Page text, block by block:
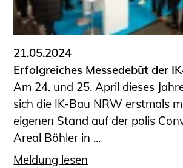
BLING.BLING.
Kammer Newsletter
Presse
Kontakt und Anfahrt
Impressum
Datenschutz
Ingenieurakademie West
21.05.2024
Erfolgreiches Messedebüt der
Am 24. und 25. April dieses
sich die IK-Bau NRW erstmals
eigenen Stand auf der polis
Areal Böhler in ...
Meldung lesen